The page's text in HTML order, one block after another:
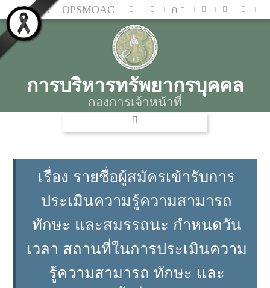
MOAC OPSMOAC ก
การบริหารทรัพยากรบุคคล
กองการเจ้าหน้าที่
เรื่อง รายชื่อผู้สมัครเข้ารับการ
ประเมินความรู้ความสามารถ
ทักษะ และสมรรถนะ กำหนดวัน
เวลา สถานที่ในการประเมินความ
รู้ความสามารถ ทักษะ และ